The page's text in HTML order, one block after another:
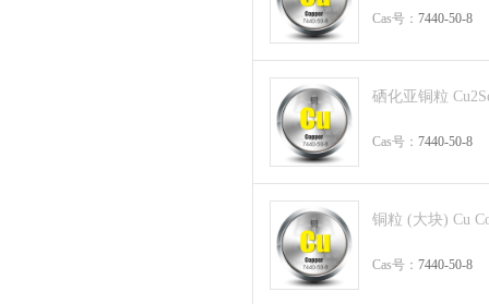
Cas号： 7440-50-8
硒化亚铜粒
Cas号： 7440-50-8
铜粒 (大块) Cu
Cas号： 7440-50-8